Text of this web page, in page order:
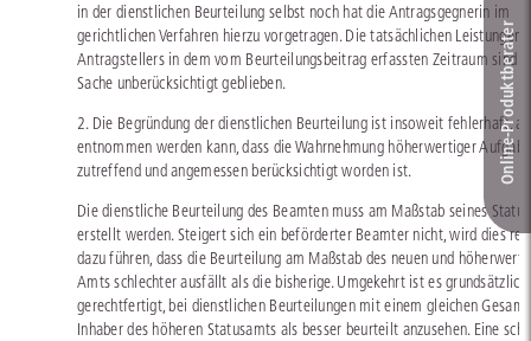
in der dienstlichen Beurteilung selbst noch hat die Antragsgegnerin im
gerichtlichen Verfahren hierzu vorgetragen. Die tatsächlichen Leistungen
Antragstellers in dem vom Beurteilungsbeitrag erfassten Zeitraum sind
Sache unberücksichtigt geblieben.
2. Die Begründung der dienstlichen Beurteilung ist insoweit fehlerhaft,
entnommen werden kann, dass die Wahrnehmung höherwertiger
zutreffend und angemessen berücksichtigt worden ist.
Die dienstliche Beurteilung des Beamten muss am Maßstab seines
erstellt werden. Steigert sich ein beförderter Beamter nicht, wird dies
dazu führen, dass die Beurteilung am Maßstab des neuen und
Amts schlechter ausfällt als die bisherige. Umgekehrt ist es grundsätzlich
gerechtfertigt, bei dienstlichen Beurteilungen mit einem gleichen
Inhaber des höheren Statusamts als besser beurteilt anzusehen. Eine
Online-Produkt­berater